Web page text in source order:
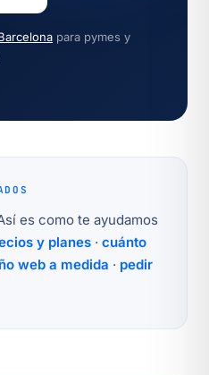
para pymes y
es como te ayudamos
y planes · cuánto
web a medida · pedir